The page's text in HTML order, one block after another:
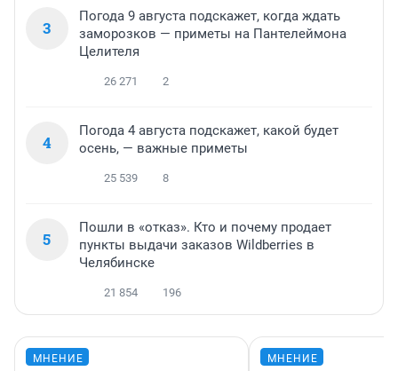
3
Погода 9 августа подскажет, когда ждать
заморозков — приметы на Пантелеймона
Целителя
26 271 2
4
Погода 4 августа подскажет, какой будет
осень, — важные приметы
25 539 8
5
Пошли в «отказ». Кто и почему продает
пункты выдачи заказов Wildberries в
Челябинске
21 854 196
МНЕНИЕ МНЕНИЕ